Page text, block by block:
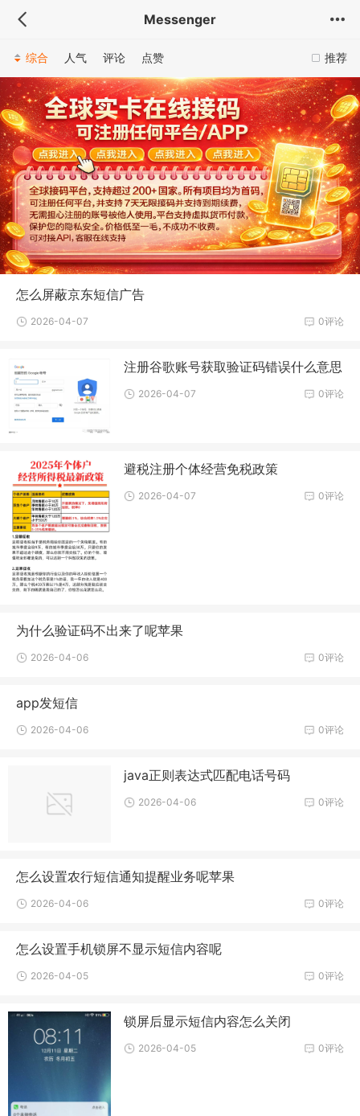
Messenger
推荐
综合 人气 评论 点赞
怎么屏蔽京东短信广告
0评论
2026-04-07
注册谷歌账号获取验证码错误什么意思
0评论
2026-04-07
避税注册个体经营免税政策
0评论
2026-04-07
为什么验证码不出来了呢苹果
0评论
2026-04-06
app发短信
0评论
2026-04-06
java正则表达式匹配电话号码
0评论
2026-04-06
怎么设置农行短信通知提醒业务呢苹果
0评论
2026-04-06
怎么设置手机锁屏不显示短信内容呢
0评论
2026-04-05
锁屏后显示短信内容怎么关闭
0评论
2026-04-05